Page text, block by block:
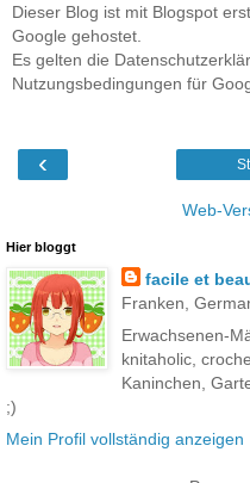
Dieser Blog ist mit Blogspot
Google gehostet.
Es gelten die
Nutzungsbedingungen für
‹
Web-
Hier bloggt
facile et
Franken,
Erwachsenen-
knitaholic,
Kaninchen,
;)
Mein Profil vollständig anzeigen